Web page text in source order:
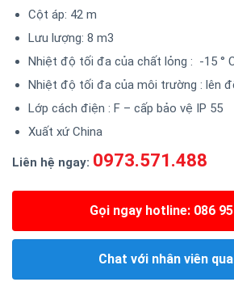
Cột áp: 42 m
Lưu lượng: 8 m3
Nhiệt độ tối đa của chất lỏng : -15 °
Nhiệt độ tối đa của môi trường : lên
Lớp cách điện : F – cấp bảo vệ IP 55
Xuất xứ China
Liên hệ ngay: 0973.571.488
Gọi ngay hotline: 086
Chat với nhân viên